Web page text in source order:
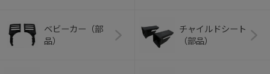
ベビーカー（部
品）
チャイルドシート
（部品）